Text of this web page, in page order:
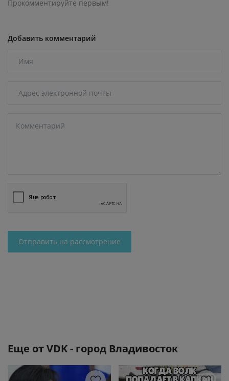
Прокомментируйте первым!
Добавить комментарий
Отправить на рассмотрение
Еще отVDK - город Владивосток